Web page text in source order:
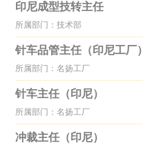
印尼成型技转主任
所属部门：技术部
针车品管主任（印尼工厂）
所属部门：名扬工厂
针车主任（印尼）
所属部门：名扬工厂
冲裁主任（印尼）